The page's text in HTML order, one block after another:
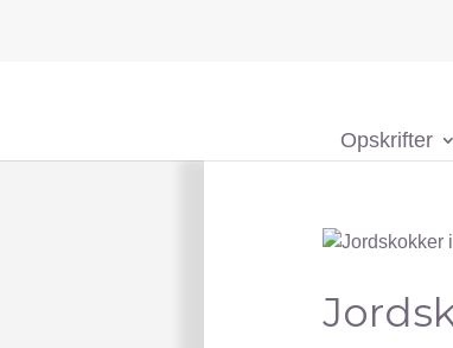
Opskrifter